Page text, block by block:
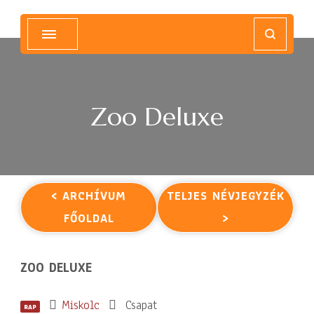
Zoo Deluxe
< ARCHÍVUM
FŐOLDAL
TELJES NÉVJEGYZÉK
>
ZOO DELUXE
RAP Miskolc Csapat